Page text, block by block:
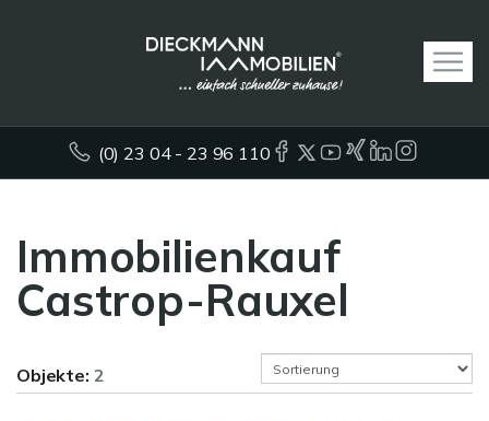
(0) 23 04 - 23 96 110
Immobilienkauf
Castrop-Rauxel
Objekte: 2